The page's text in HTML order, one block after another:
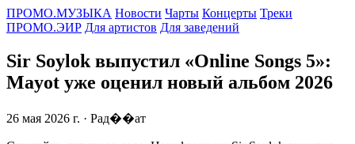
ПРОМО.МУЗЫКА Новости Чарты Концерты Треки
ПРОМО.ЭИР Для артистов Для заведений
Sir Soylok выпустил «Online Songs 5»:
Mayot уже оценил новый альбом 2026
26 мая 2026 г. · Рад��ат